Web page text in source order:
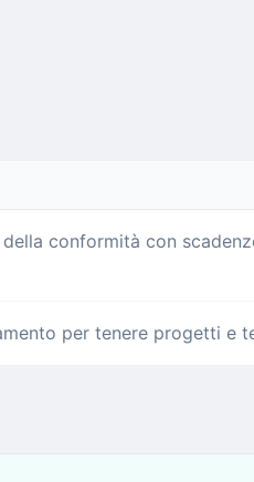
conformità con
per tenere progetti e